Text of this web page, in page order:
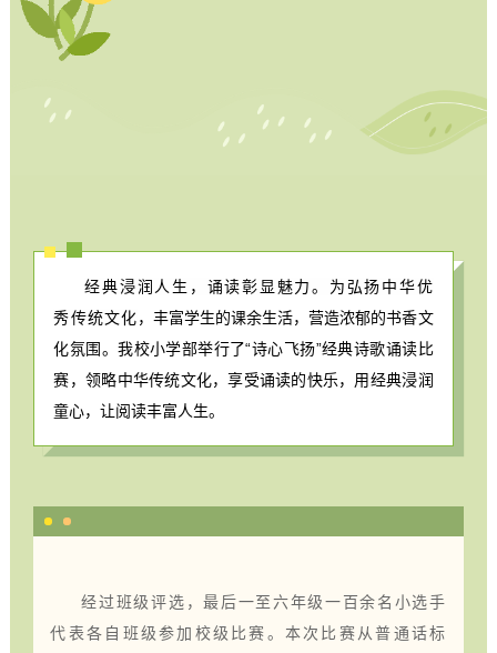
经典浸润人生，诵读彰显魅力。为弘扬中华优
秀传统文化，丰富学生的课余生活，营造浓郁的书香文
化氛围。我校小学部举行了“诗心飞扬”经典诗歌诵读比
赛，领略中华传统文化，享受诵读的快乐，用经典浸润
童心，让阅读丰富人生。
经过班级评选，最后一至六年级一百余名小选手
代表各自班级参加校级比赛。 本次比赛从普通话标